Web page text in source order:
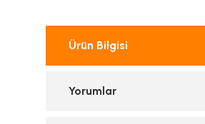
Ürün Bilgisi
Yorumlar